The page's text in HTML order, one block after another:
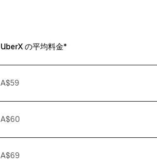
UberX の平均料金*
A$59
A$60
A$69